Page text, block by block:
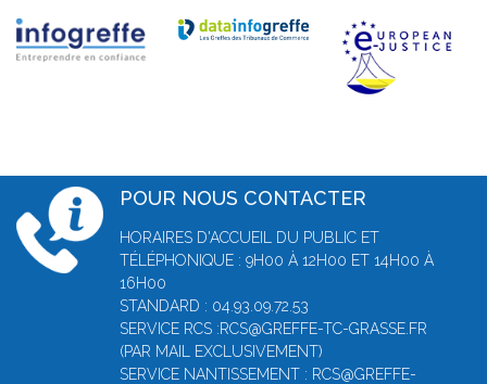
POUR NOUS CONTACTER
HORAIRES D'ACCUEIL DU PUBLIC ET
TÉLÉPHONIQUE : 9H00 À 12H00 ET 14H00 À
16H00
STANDARD : 04.93.09.72.53
SERVICE RCS :RCS@GREFFE-TC-GRASSE.FR
(PAR MAIL EXCLUSIVEMENT)
SERVICE NANTISSEMENT : RCS@GREFFE-